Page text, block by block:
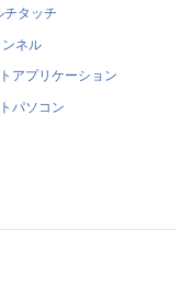
チタッチ
ネル
アプリケーション
パソコン